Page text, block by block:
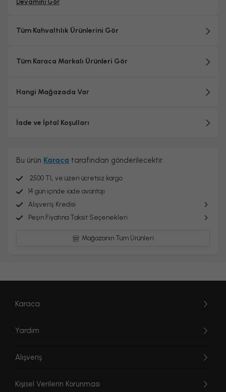
Devamını Gör
Tüm Kahvaltılık Ürünlerini Gör
Tüm Karaca Markalı Ürünleri Gör
Hangi Mağazada Var
İade ve İptal Koşulları
Bu ürün Karaca tarafından gönderilecektir.
2500 TL ve üzeri ücretsiz kargo
14 gün içinde iade avantajı
Alışveriş Kredisi
Peşin Fiyatına Taksit Seçenekleri
Mağazanın Tüm Ürünleri
Karaca
Yardım
Alışveriş
Kişisel Verilerin Korunması